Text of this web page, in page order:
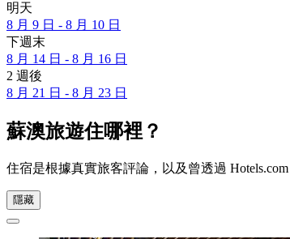
明天
8 月 9 日 - 8 月 10 日
下週末
8 月 14 日 - 8 月 16 日
2 週後
8 月 21 日 - 8 月 23 日
蘇澳旅遊住哪裡？
住宿是根據真實旅客評論，以及曾透過
隱藏